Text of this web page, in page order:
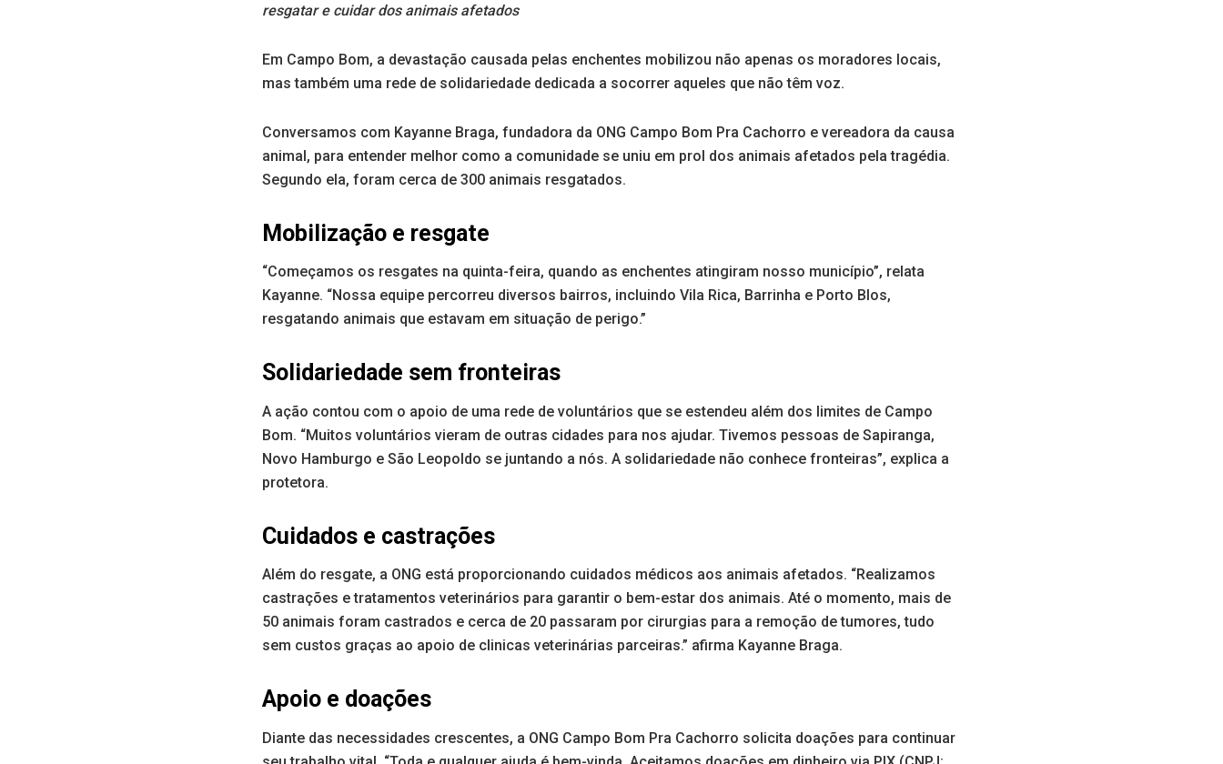
resgatar e cuidar dos animais afetados
Em Campo Bom, a devastação causada pelas enchentes mobilizou não apenas os moradores locais,
mas também uma rede de solidariedade dedicada a socorrer aqueles que não têm voz.
Conversamos com Kayanne Braga, fundadora da ONG Campo Bom Pra Cachorro e vereadora da causa
animal, para entender melhor como a comunidade se uniu em prol dos animais afetados pela tragédia.
Segundo ela, foram cerca de 300 animais resgatados.
Mobilização e resgate
“Começamos os resgates na quinta-feira, quando as enchentes atingiram nosso município”, relata
Kayanne. “Nossa equipe percorreu diversos bairros, incluindo Vila Rica, Barrinha e Porto Blos,
resgatando animais que estavam em situação de perigo.”
Solidariedade sem fronteiras
A ação contou com o apoio de uma rede de voluntários que se estendeu além dos limites de Campo
Bom. “Muitos voluntários vieram de outras cidades para nos ajudar. Tivemos pessoas de Sapiranga,
Novo Hamburgo e São Leopoldo se juntando a nós. A solidariedade não conhece fronteiras”, explica a
protetora.
Cuidados e castrações
Além do resgate, a ONG está proporcionando cuidados médicos aos animais afetados. “Realizamos
castrações e tratamentos veterinários para garantir o bem-estar dos animais. Até o momento, mais de
50 animais foram castrados e cerca de 20 passaram por cirurgias para a remoção de tumores, tudo
sem custos graças ao apoio de clinicas veterinárias parceiras.” afirma Kayanne Braga.
Apoio e doações
Diante das necessidades crescentes, a ONG Campo Bom Pra Cachorro solicita doações para continuar